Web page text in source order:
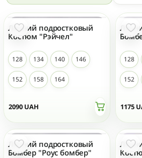
НОВЫЙ
2090 UAH
Летний подростковый
Костюм "Рэйчел"
128 134 140 146
152 158 164
1175
128
152
НОВЫЙ
Летний подростковый
Бомбер "Роус бомбер"